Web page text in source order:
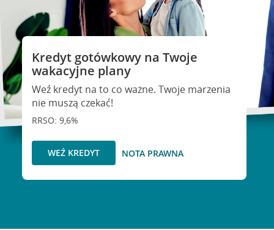
Kredyt gotówkowy na Twoje
wakacyjne plany
Weź kredyt na to co ważne. Twoje marzenia
nie muszą czekać!
RRSO: 9,6%
WEŹ KREDYT NOTA PRAWNA